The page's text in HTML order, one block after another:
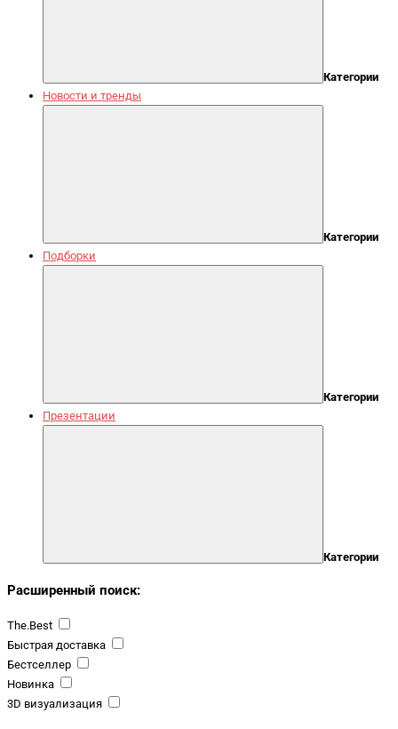
Категории
Новости и тренды
Категории
Подборки
Категории
Презентации
Категории
Расширенный поиск:
The.Best
Быстрая доставка
Бестселлер
Новинка
3D визуализация